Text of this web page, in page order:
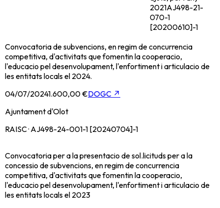
2021AJ498-21-
070-1
[20200610]-1
Convocatoria de subvencions, en regim de concurrencia
competitiva, d'activitats que fomentin la cooperacio,
l'educacio pel desenvolupament, l'enfortiment i articulacio de
les entitats locals el 2024.
04/07/20241.600,00 €DOGC ↗
Ajuntament d'Olot
RAISC · AJ498-24-001-1 [20240704]-1
Convocatoria per a la presentacio de sol.licituds per a la
concessio de subvencions, en regim de concurrencia
competitiva, d'activitats que fomentin la cooperacio,
l'educacio pel desenvolupament, l'enfortiment i articulacio de
les entitats locals el 2023